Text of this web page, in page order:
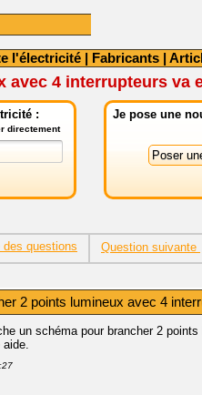
l'électricité | Fabricants |
avec 4 interrupteurs va
:
directement
Je pose une
des questions Question suivante
2 points lumineux avec 4
un schéma pour brancher 2
aide.